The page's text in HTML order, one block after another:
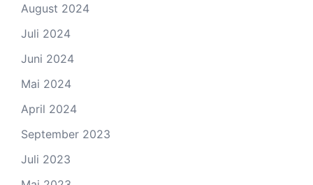
August 2024
Juli 2024
Juni 2024
Mai 2024
April 2024
September 2023
Juli 2023